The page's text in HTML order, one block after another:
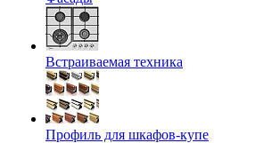
Встраиваемая техника
Профиль для шкафов-купе